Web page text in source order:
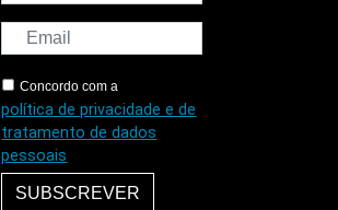
Concordo com a
política de privacidade e de
tratamento de dados
pessoais
SUBSCREVER